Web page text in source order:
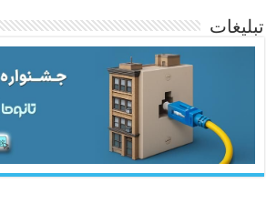
ئاژانسی هەواڵی مێهر
تبلیغات